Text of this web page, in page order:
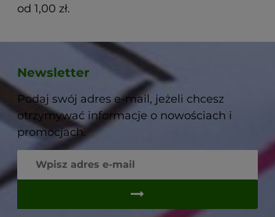
od 1,00 zł.
Newsletter
Podaj swój adres e-mail, jeżeli chcesz
otrzymywać informacje o nowościach i
promocjach.